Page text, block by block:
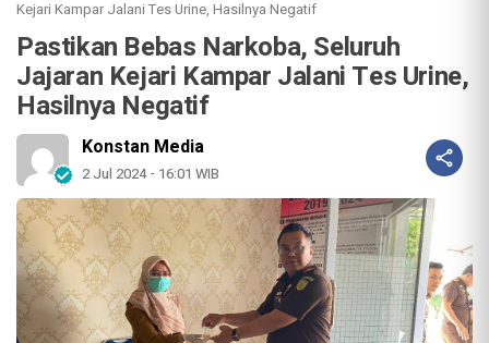
Kejari Kampar Jalani Tes Urine, Hasilnya Negatif
Pastikan Bebas Narkoba, Seluruh
Jajaran Kejari Kampar Jalani Tes Urine,
Hasilnya Negatif
Konstan Media
2 Jul 2024 - 16:01 WIB